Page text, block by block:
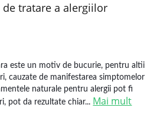
tratare a alergiilor
este un motiv de bucurie, pentru altii
cauzate de manifestarea simptomelor
naturale pentru alergii pot fi
pot da rezultate chiar... Mai mult